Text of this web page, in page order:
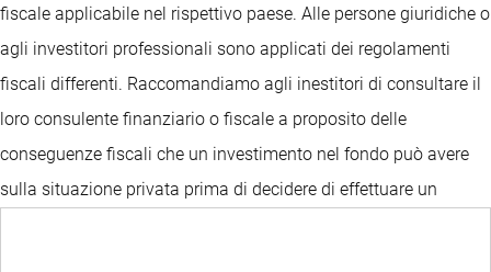
fiscale applicabile nel rispettivo paese. Alle persone giuridiche o
agli investitori professionali sono applicati dei regolamenti
fiscali differenti. Raccomandiamo agli inestitori di consultare il
loro consulente finanziario o fiscale a proposito delle
conseguenze fiscali che un investimento nel fondo può avere
sulla situazione privata prima di decidere di effettuare un